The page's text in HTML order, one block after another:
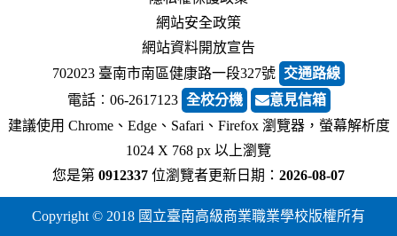
網站安全政策
網站資料開放宣告
702023 臺南市南區健康路一段327號 交通路線
電話︰06-2617123 全校分機
意見信箱
建議使用 Chrome、Edge、Safari、Firefox 瀏覽器，螢幕解析度
1024 X 768 px 以上瀏覽
您是第 0912337 位瀏覽者更新日期： 2026-08-07
Copyright © 2018 國立臺南高級商業職業學校版權所有